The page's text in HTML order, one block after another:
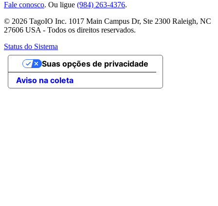
Fale conosco. Ou ligue (984) 263-4376.
© 2026 TagoIO Inc. 1017 Main Campus Dr, Ste 2300 Raleigh, NC
27606 USA - Todos os direitos reservados.
Status do Sistema
Aviso na coleta
Suas opções de privacidade